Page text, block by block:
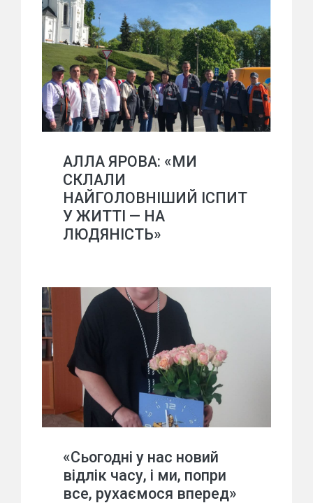
АЛЛА ЯРОВА: «МИ
СКЛАЛИ
НАЙГОЛОВНІШИЙ ІСПИТ
У ЖИТТІ — НА
ЛЮДЯНІСТЬ»
«Сьогодні у нас новий
відлік часу, і ми, попри
все, рухаємося вперед»